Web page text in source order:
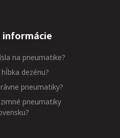
informácie
na pneumatike?
dezénu?
pneumatiky?
pneumatiky